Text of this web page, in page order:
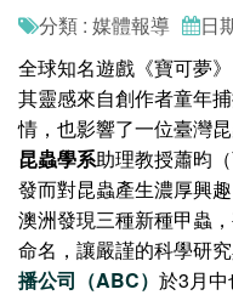
分類 : 媒體報導 日
全球知名遊戲《寶可夢
其靈感來自創作者童年
情，也影響了一位臺灣
昆蟲學系助理教授蕭昀
發而對昆蟲產生濃厚興
澳洲發現三種新種甲蟲
命名，讓嚴謹的科學研
播公司（ABC） 於3月中